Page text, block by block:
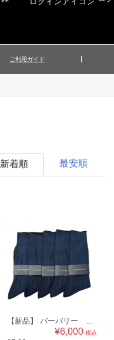
ご利用ガイド
最安順
新着順
【新品】 バーバリー BURBERRY メンズ 靴下５点セット ソックス 25～26cm（ワンポイント）ネイビー系 br07019125
¥6,000 税込